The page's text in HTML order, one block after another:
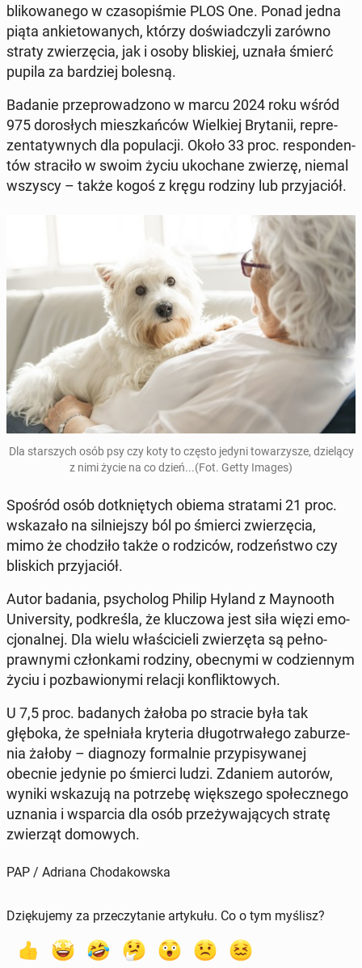
bli­ko­wa­ne­go w cza­so­pi­śmie PLOS One. Ponad jedna
piąta an­kie­to­wa­nych, którzy do­świad­czy­li zarówno
straty zwie­rzę­cia, jak i osoby bli­skiej, uznała śmierć
pupila za bar­dziej bolesną.
Badanie prze­pro­wa­dzo­no w marcu 2024 roku wśród
975 do­ro­słych miesz­kań­ców Wiel­kiej Bry­ta­nii, re­pre­
zen­ta­tyw­nych dla po­pu­la­cji. Około 33 proc. re­spon­den­
tów stra­ci­ło w swoim życiu uko­cha­ne zwierzę, niemal
wszyscy – także kogoś z kręgu rodziny lub przy­ja­ciół.
Dla star­szych osób psy czy koty to często jedyni to­wa­rzy­sze, dzie­lą­cy
z nimi życie na co dzień...(Fot. Getty Images)
Spośród osób do­tknię­tych obiema stra­ta­mi 21 proc.
wska­za­ło na sil­niej­szy ból po śmierci zwie­rzę­cia,
mimo że cho­dzi­ło także o ro­dzi­ców, ro­dzeń­stwo czy
bli­skich przy­ja­ciół.
Autor badania, psy­cho­log Philip Hyland z May­no­oth
Uni­ver­si­ty, pod­kre­śla, że klu­czo­wa jest siła więzi emo­
cjo­nal­nej. Dla wielu wła­ści­cie­li zwie­rzę­ta są peł­no­
praw­ny­mi człon­ka­mi rodziny, obec­ny­mi w co­dzien­nym
życiu i po­zba­wio­ny­mi relacji kon­flik­to­wych.
U 7,5 proc. ba­da­nych żałoba po stracie była tak
głęboka, że speł­nia­ła kry­te­ria dłu­go­trwa­łe­go za­bu­rze­
nia żałoby – dia­gno­zy for­mal­nie przy­pi­sy­wa­nej
obecnie jedynie po śmierci ludzi. Zdaniem autorów,
wyniki wska­zu­ją na po­trze­bę więk­sze­go spo­łecz­ne­go
uznania i wspar­cia dla osób prze­ży­wa­ją­cych stratę
zwie­rząt do­mo­wych.
PAP / Adriana Chodakowska
Dziękujemy za przeczytanie artykułu. Co o tym myślisz?